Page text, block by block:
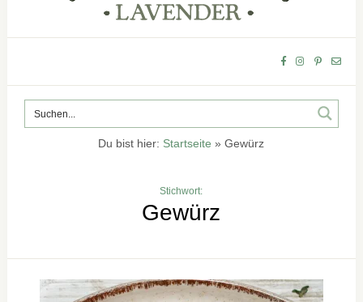
Du bist hier: Startseite »Gewürz
Stichwort:
Gewürz